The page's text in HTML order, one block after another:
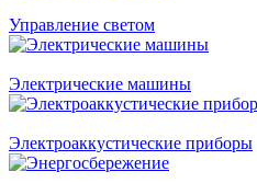
Управление светом
Электрические машины
Электроаккустические приборы